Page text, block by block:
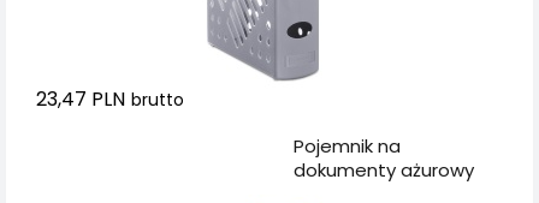
23,47 PLN brutto
Pojemnik na
dokumenty ażurowy